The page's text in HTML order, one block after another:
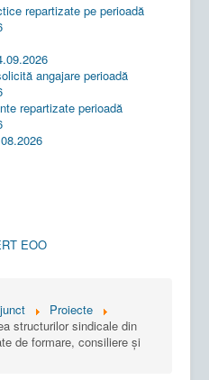
repartizate pe perioadă
angajare perioadă
repartizate perioadă
EOO
Proiecte
structurilor sindicale din
de formare, consiliere și